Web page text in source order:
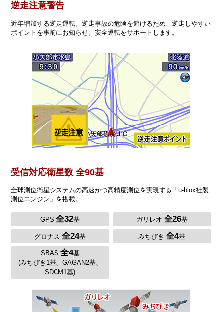
逆走注意警告
近年増加する逆走運転。逆走事故の危険を避けるため、逆走しやすい
ポイントを事前にお知らせ。安全運転をサポートします。
受信対応衛星数 全90基
全球測位衛星システムの高速かつ高精度測位を実現する「u-blox社製
測位エンジン」を搭載。
GPS全32基 ガリレオ 全26基
グロナス全24基 みちびき全4基
SBAS 全4基
(みちびき1基、GAGAN2基、
SDCM1基)